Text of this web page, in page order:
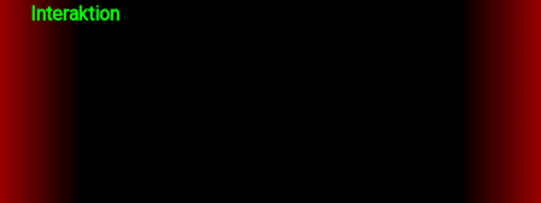
Interaktion